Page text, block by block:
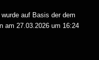
auf Basis der dem
am 27.03.2026 um 16:24